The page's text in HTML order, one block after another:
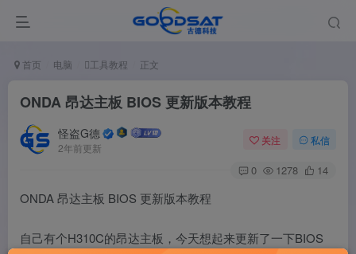
首页 电脑 工具教程 正文
ONDA 昂达主板 BIOS 更新版本教程
怪盗G德
2年前更新
关注 私信
0 1278 14
ONDA 昂达主板 BIOS 更新版本教程
自己有个H310C的昂达主板，今天想起来更新了一下BIOS